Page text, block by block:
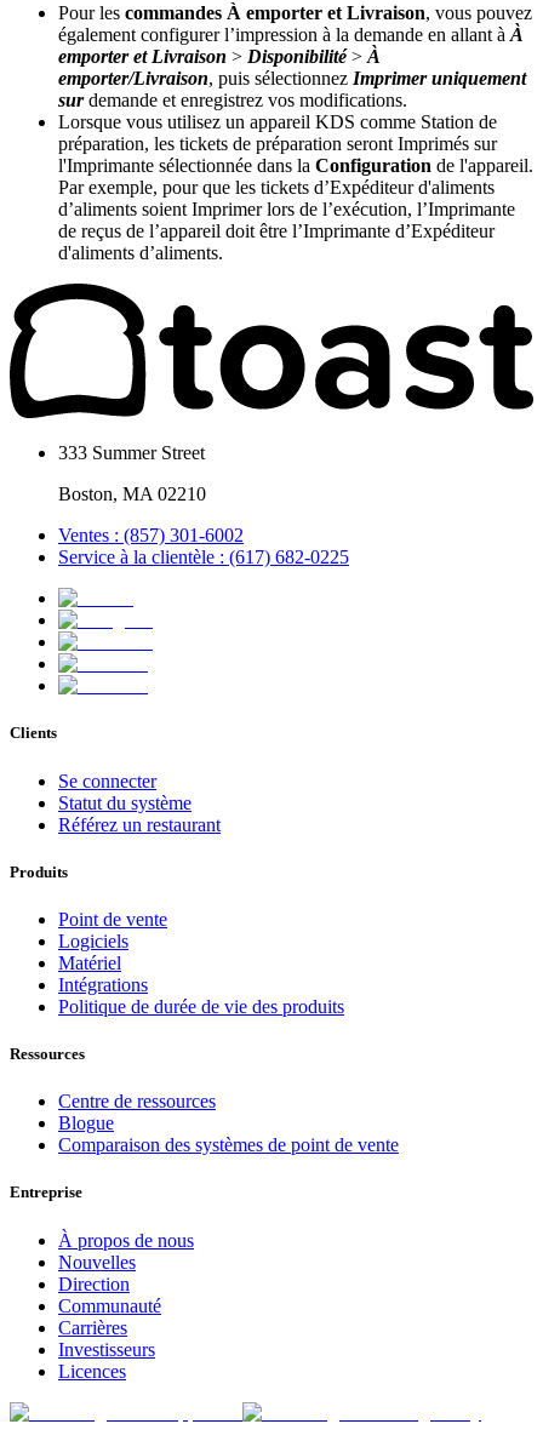
Pour les commandes À emporter et Livraison, vous pouvez
également configurer l’impression à la demande en allant à À
emporter et Livraison > Disponibilité> À
emporter/Livraison, puis sélectionnez Imprimer uniquement
surdemande et enregistrez vos modifications.
Lorsque vous utilisez un appareil KDS comme Station de
préparation, les tickets de préparation seront Imprimés sur
l'Imprimante sélectionnée dans la Configuration de l'appareil.
Par exemple, pour que les tickets d’Expéditeur d'aliments
d’aliments soient Imprimer lors de l’exécution, l’Imprimante
de reçus de l’appareil doit être l’Imprimante d’Expéditeur
d'aliments d’aliments.
333 Summer Street
Boston, MA 02210
Ventes : (857) 301-6002
Service à la clientèle : (617) 682-0225
Clients
Se connecter
Statut du système
Référez un restaurant
Produits
Point de vente
Logiciels
Matériel
Intégrations
Politique de durée de vie des produits
Ressources
Centre de ressources
Blogue
Comparaison des systèmes de point de vente
Entreprise
À propos de nous
Nouvelles
Direction
Communauté
Carrières
Investisseurs
Licences